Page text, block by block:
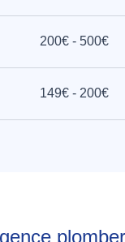
200€ - 500€
149€ - 200€